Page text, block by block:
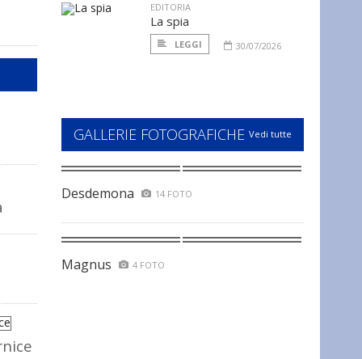
EDITORIA
La spia
LEGGI 30/07/2026
GALLERIE FOTOGRAFICHE Vedi tutte
Desdemona 14 FOTO
Magnus 4 FOTO